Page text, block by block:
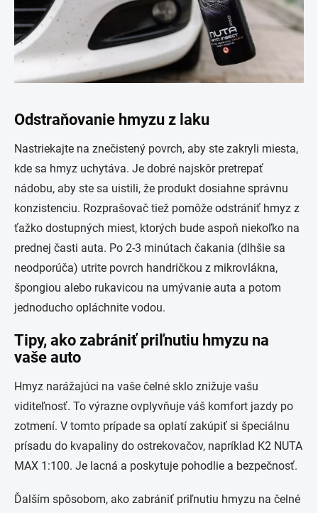
Odstraňovanie hmyzu z laku
Nastriekajte na znečistený povrch, aby ste zakryli miesta,
kde sa hmyz uchytáva. Je dobré najskôr pretrepať
nádobu, aby ste sa uistili, že produkt dosiahne správnu
konzistenciu. Rozprašovač tiež pomôže odstrániť hmyz z
ťažko dostupných miest, ktorých bude aspoň niekoľko na
prednej časti auta. Po 2-3 minútach čakania (dlhšie sa
neodporúča) utrite povrch handričkou z mikrovlákna,
špongiou alebo rukavicou na umývanie auta a potom
jednoducho opláchnite vodou.
Tipy, ako zabrániť priľnutiu hmyzu na
vaše auto
Hmyz narážajúci na vaše čelné sklo znižuje vašu
viditeľnosť. To výrazne ovplyvňuje váš komfort jazdy po
zotmení. V tomto prípade sa oplatí zakúpiť si špeciálnu
prísadu do kvapaliny do ostrekovačov, napríklad K2 NUTA
MAX 1:100. Je lacná a poskytuje pohodlie a bezpečnosť.
Ďalším spôsobom, ako zabrániť priľnutiu hmyzu na čelné